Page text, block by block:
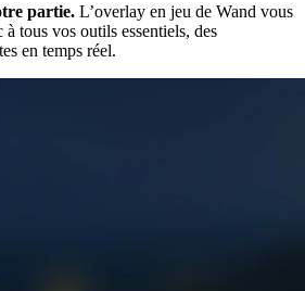
partie. L’overlay en jeu de Wand vous
tous vos outils essentiels, des
en temps réel.